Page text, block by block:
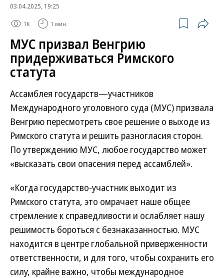
03.04.2025, 19:25
1K 1 мин.
МУС призвал Венгрию
придерживаться Римского
статута
Ассамблея государств—участников
Международного уголовного суда (МУС) призвала
Венгрию пересмотреть свое решение о выходе из
Римского статута и решить разногласия сторон.
По утверждению МУС, любое государство может
«высказать свои опасения перед ассамблей».
«Когда государство-участник выходит из
Римского статута, это омрачает наше общее
стремление к справедливости и ослабляет нашу
решимость бороться с безнаказанностью. МУС
находится в центре глобальной приверженности
ответственности, и для того, чтобы сохранить его
силу, крайне важно, чтобы международное